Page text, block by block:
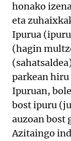
honako
eta
Ipurua
(hagin
parkean
Ipuruan,
bost ipuru
auzoan
Azitaingo